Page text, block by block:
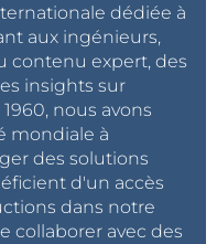
dédiée à
aux ingénieurs,
contenu expert, des
insights sur
nous avons
mondiale à
des solutions
d'un accès
dans notre
collaborer avec des